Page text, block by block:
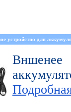
устройство для
Вншенее